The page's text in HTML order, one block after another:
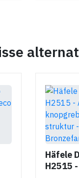
-50%
Greb i
sokkel
106.69.227
167,60
Häfele
H2515